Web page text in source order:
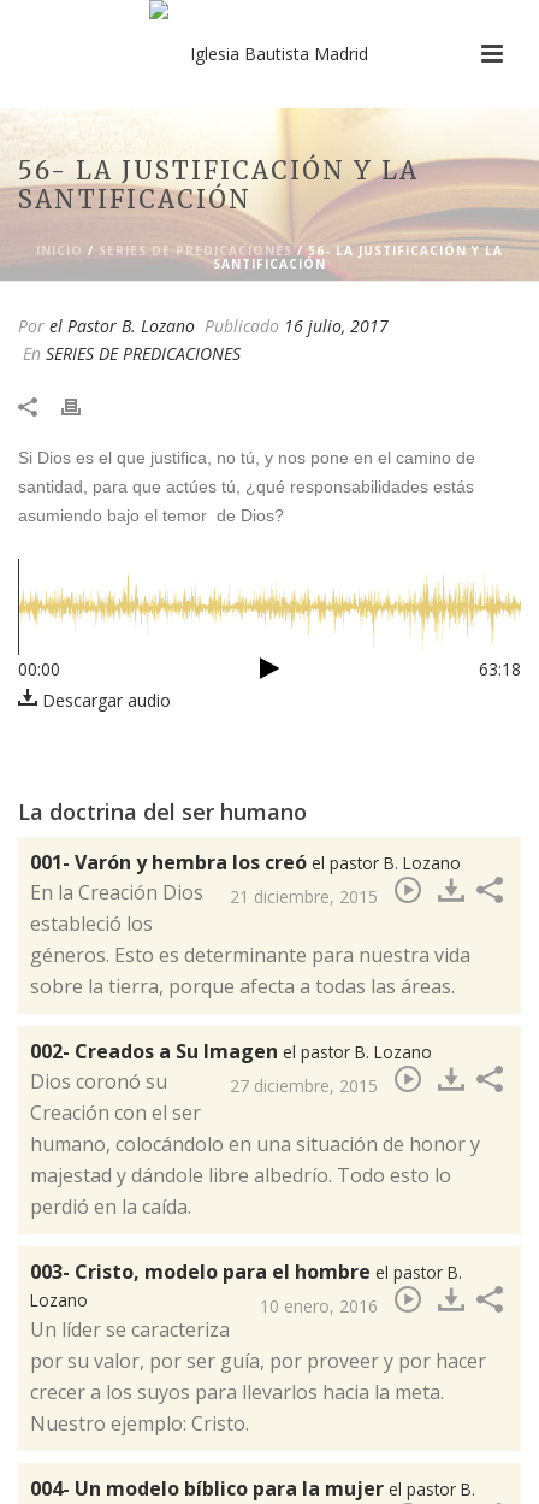
56- LA JUSTIFICACIÓN Y LA
SANTIFICACIÓN
INICIO / SERIES DE PREDICACIONES / 56- LA JUSTIFICACIÓN Y LA
SANTIFICACIÓN
Por el Pastor B. Lozano Publicado 16 julio, 2017
En SERIES DE PREDICACIONES
Si Dios es el que justifica, no tú, y nos pone en el camino de
santidad, para que actúes tú, ¿qué responsabilidades estás
asumiendo bajo el temor de Dios?
00:00
63:18
Descargar audio
La doctrina del ser humano
001- Varón y hembra los creó el pastor B. Lozano
21 diciembre, 2015
​En la Creación Dios
estableció los
géneros. Esto es determinante para nuestra vida
sobre la tierra, porque afecta a todas las áreas.
002- Creados a Su Imagen el pastor B. Lozano
27 diciembre, 2015
​Dios coronó su
Creación con el ser
humano, colocándolo en una situación de honor y
majestad y dándole libre albedrío. Todo esto lo
perdió en la caída.
003- Cristo, modelo para el hombre el pastor B.
Lozano
10 enero, 2016
​Un líder se caracteriza
por su valor, por ser guía, por proveer y por hacer
crecer a los suyos para llevarlos hacia la meta.
Nuestro ejemplo: Cristo.
004- Un modelo bíblico para la mujer el pastor B.